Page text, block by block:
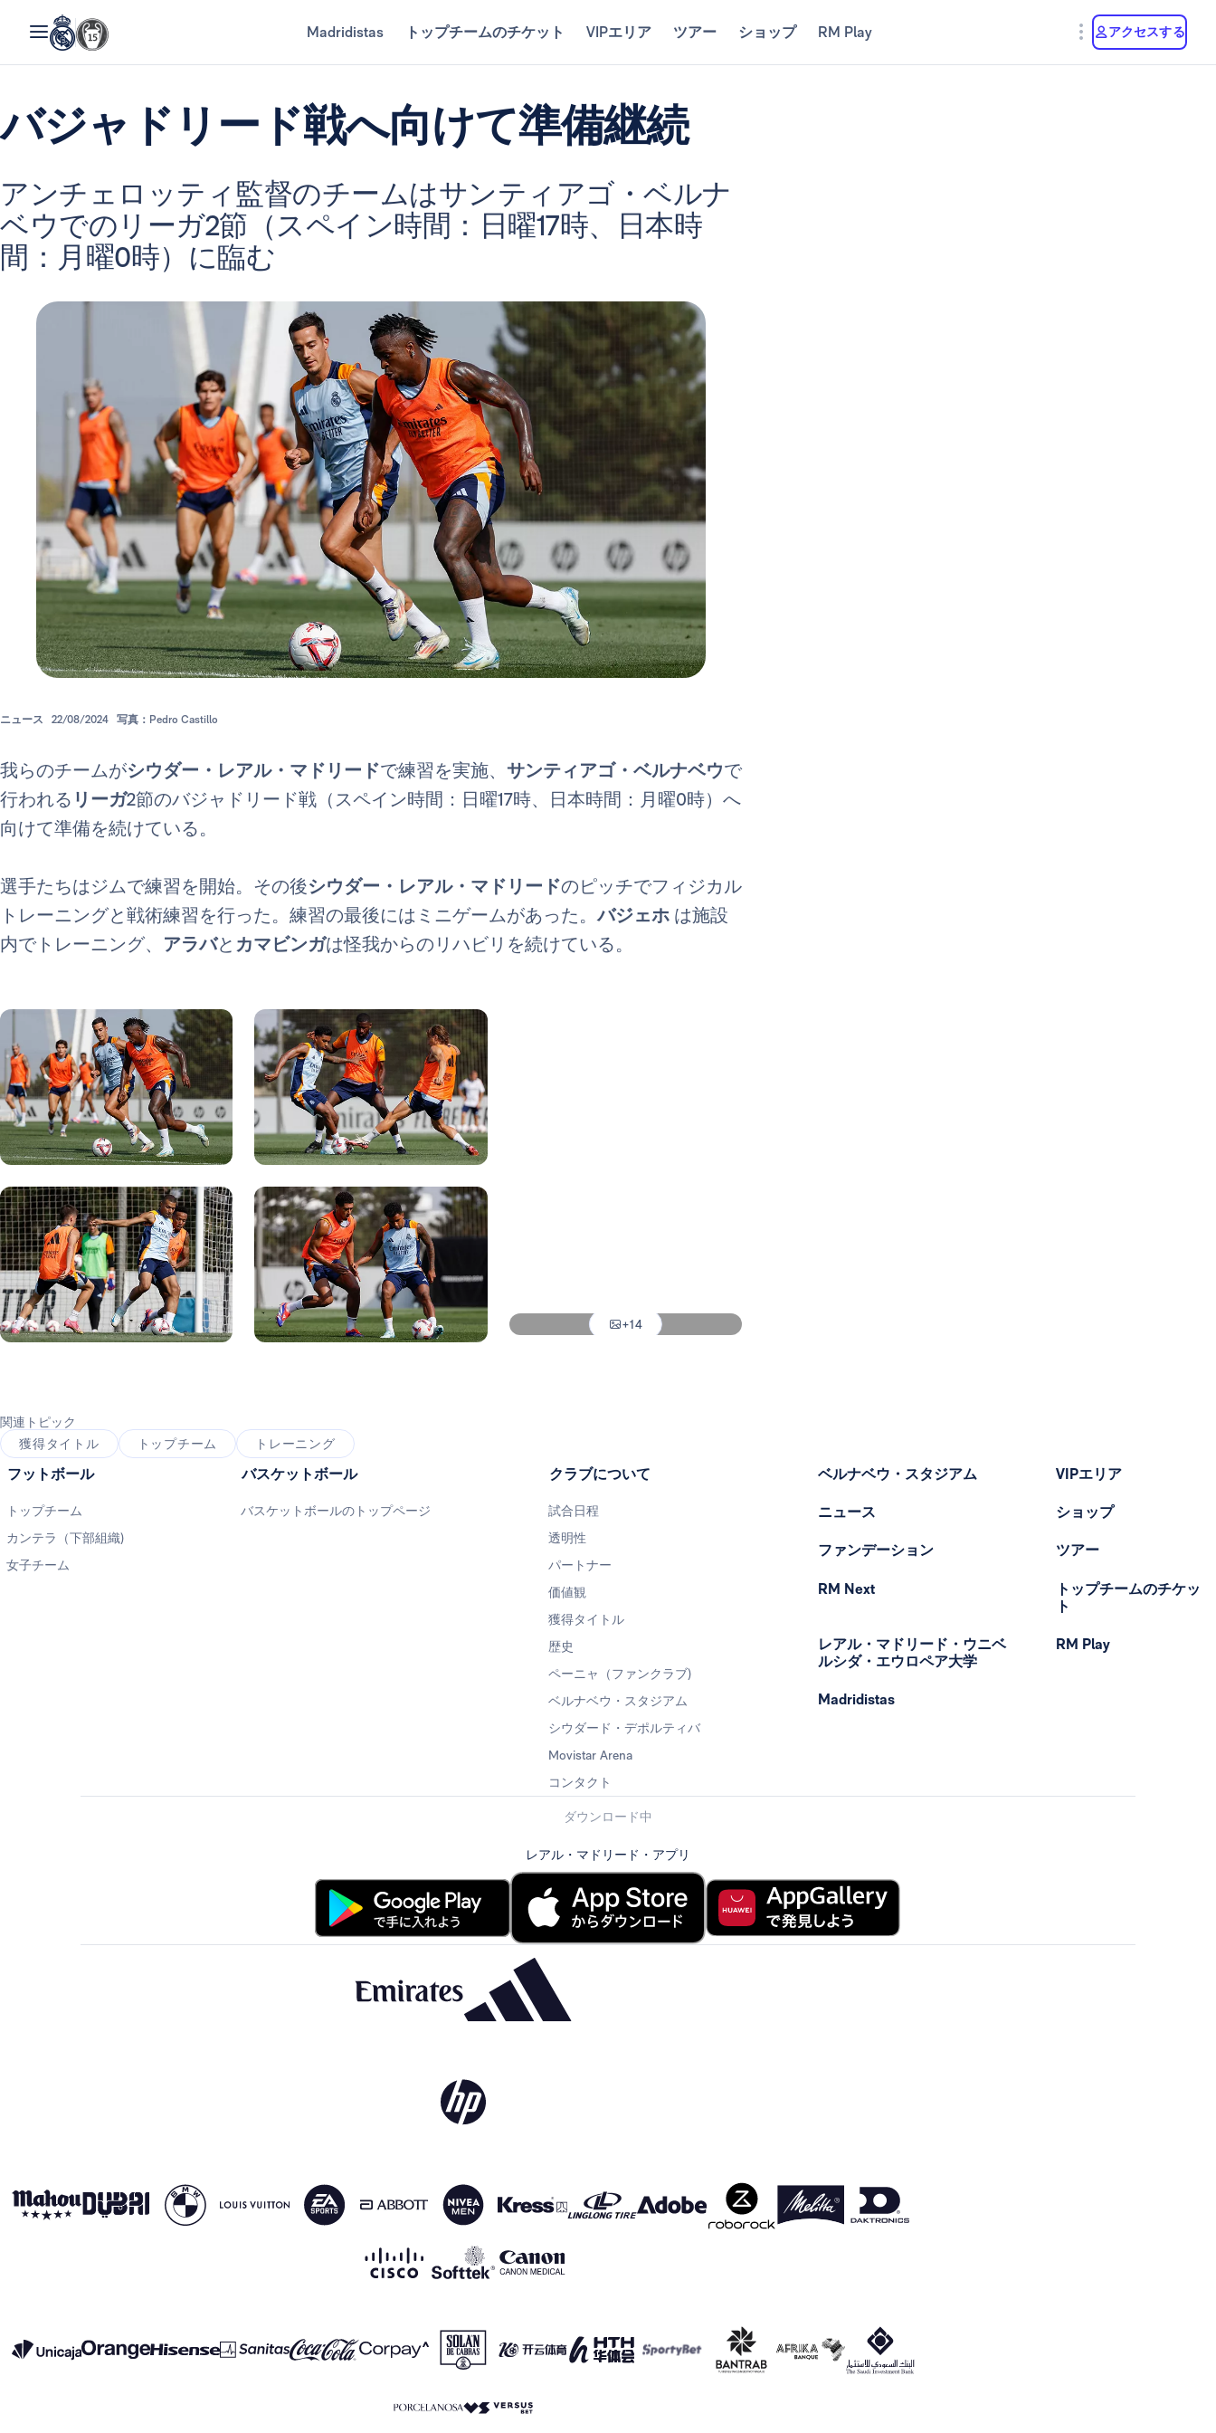
Madridistas トップチームのチケット VIPエリア ツアー ショップ RM Play アクセスする
バジャドリード戦へ向けて準備継続
アンチェロッティ監督のチームはサンティアゴ・ベルナ
ベウでのリーガ2節（スペイン時間：日曜17時、日本時
間：月曜0時）に臨む
ニュース 22/08/2024 写真：Pedro Castillo
我らのチームがシウダー・レアル・マドリードで練習を実施、 サンティアゴ・ベルナベウで
行われる リーガ2節のバジャドリード戦（スペイン時間：日曜17時、日本時間：月曜0時）へ
向けて準備を続けている。
選手たちはジムで練習を開始。その後シウダー・レアル・マドリードのピッチでフィジカル
トレーニングと戦術練習を行った。練習の最後にはミニゲームがあった。バジェホ は施設
内でトレーニング、 アラバと カマビンガは怪我からのリハビリを続けている。
+14
関連トピック
獲得タイトル
トップチーム トレーニング
フットボール
トップチーム
カンテラ（下部組織)
女子チーム
バスケットボール
バスケットボールのトップページ
クラブについて
試合日程
透明性
パートナー
価値観
獲得タイトル
歴史
ペーニャ（ファンクラブ)
ベルナベウ・スタジアム
シウダード・デポルティバ
Movistar Arena
コンタクト
ベルナベウ・スタジアム
ニュース
ファンデーション
RM Next
レアル・マドリード・ウニベ
ルシダ・エウロペア大学
Madridistas
VIPエリア
ショップ
ツアー
トップチームのチケッ
ト
RM Play
ダウンロード中
レアル・マドリード・アプリ